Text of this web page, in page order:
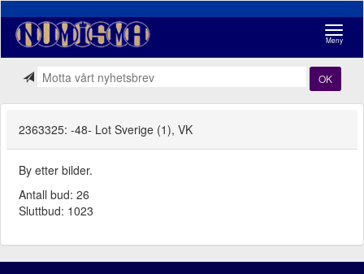
Meny
OK
2363325: -48- Lot Sverige (1), VK
By etter bilder.
Antall bud: 26
Sluttbud: 1023